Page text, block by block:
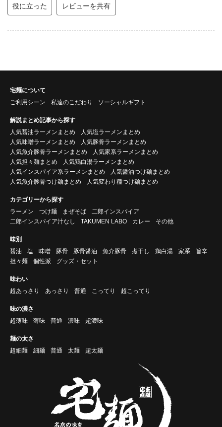
役に立った レビューを共有
宅麺について
ご利用シーン
私達のこだわり ソーシャルギフト
解説まとめ記事から探す
人気醤油ラーメンまとめ
人気塩ラーメンまとめ
人気味噌ラーメンまとめ
人気豚骨ラーメンまとめ
人気魚介豚骨ラーメンまとめ
人気家系ラーメンまとめ
人気担々麺まとめ
人気鶏白湯ラーメンまとめ
人気インスパイア系ラーメンまとめ
人気醤油つけ麺まとめ
人気魚介豚骨つけ麺まとめ
人気変わり種つけ麺まとめ
カテゴリーから探す
ラーメン
つけ麺 まぜそば
二郎インスパイア
二郎インスパイア汁なし
TAKUMEN LABO カレー その他
味別
醤油
塩 味噌 豚骨 豚骨醤油 魚介豚骨 煮干し 鶏白湯 家系
旨辛
担々麺
個性派 グッズ・セット
味わい
超あっさり
あっさり 普通 こってり 超こってり
味の濃さ
超薄味
薄味 普通 濃味 超濃味
麺の太さ
超細麺
細麺 普通 太麺 超太麺